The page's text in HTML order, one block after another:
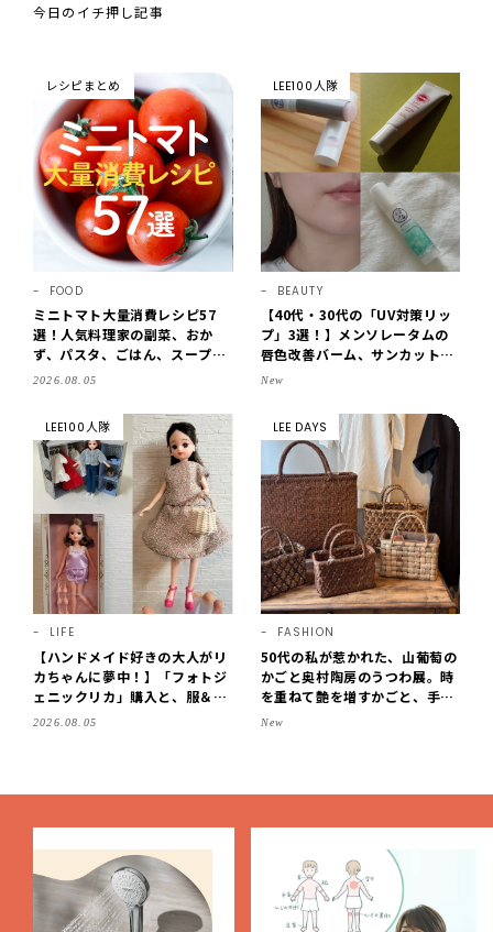
今日のイチ押し記事
レシピまとめ
FOOD
ミニトマト大量消費レシピ57
選！人気料理家の副菜、おか
ず、パスタ、ごはん、スープま
で【保存版】
2026.08.05
LEE100人隊
BEAUTY
【40代・30代の「UV対策リッ
プ」3選！】メンソレータムの
唇色改善バーム、サンカットな
どを「夏の紫外線対策」に愛用
スメ・2026】
New
LEE100人隊
LIFE
【ハンドメイド好きの大人がリ
カちゃんに夢中！】「フォトジ
ェニックリカ」購入と、服＆ク
ローゼットの手づくり実例をご
2026.08.05
LEE DAYS
FASHION
50代の私が惹かれた、山葡萄の
かごと奥村陶房のうつわ展。時
を重ねて艶を増すかごと、手仕
事の美しさに出会いました。
New